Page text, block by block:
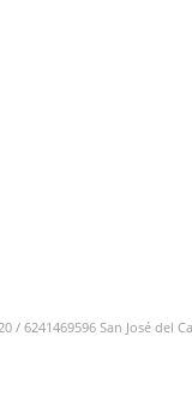
/ 6241469596 San José del